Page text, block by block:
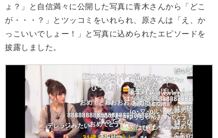
ょ？」と自信満々に公開した写真に青木さんから「どこ
が・・・？」とツッコミをいれられ、原さんは「え、か
っこいいでしょー！」と写真に込められたエピソードを
披露しました。